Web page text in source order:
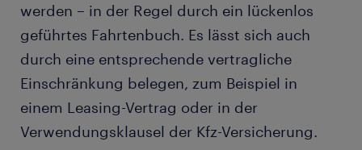
werden – in der Regel durch ein lückenlos
geführtes Fahrtenbuch. Es lässt sich auch
durch eine entsprechende vertragliche
Einschränkung belegen, zum Beispiel in
einem Leasing-Vertrag oder in der
Verwendungsklausel der Kfz-Versicherung.